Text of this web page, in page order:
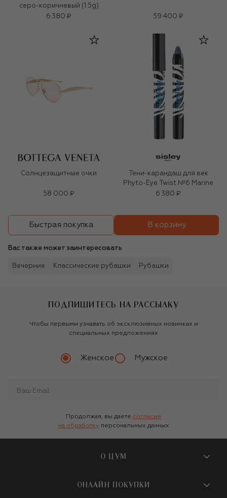
серо-коричневый (1.5g)
6 380 ₽
59 400 ₽
Солнцезащитные очки
58 000 ₽
Тени-карандаш для век
Phyto-Eye Twist №6 Marine
6 380 ₽
Быстрая покупка В корзину
Вас также может заинтересовать
Вечерние Классические рубашки Рубашки
ПОДПИШИТЕСЬ НА РАССЫЛКУ
Чтобы первыми узнавать об эксклюзивных новинках и
специальных предложениях
Женское Мужское
Продолжая, вы даете согласие
на обработку персональных данных
О ЦУМ
О магазине
ОНЛАЙН ПОКУПКИ